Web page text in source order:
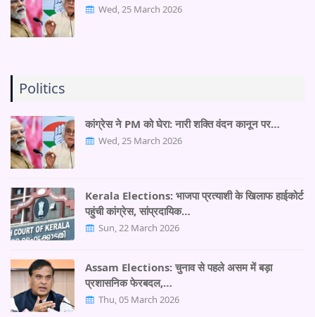
Wed, 25 March 2026
Politics
कांग्रेस ने PM को घेरा: नारी शक्ति वंदन कानून पर…
Wed, 25 March 2026
Kerala Elections: भाजपा प्रत्याशी के खिलाफ हाईकोर्ट
पहुंची कांग्रेस, सांप्रदायिक…
Sun, 22 March 2026
Assam Elections: चुनाव से पहले असम में बड़ा
प्रशासनिक फेरबदल,…
Thu, 05 March 2026